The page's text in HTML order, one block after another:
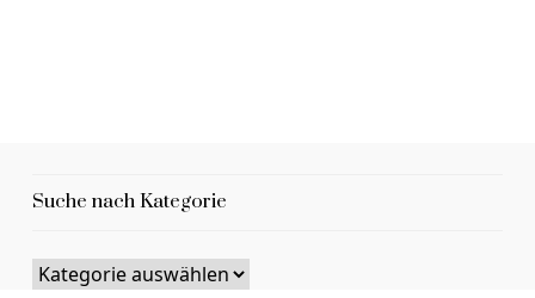
Suche nach Kategorie